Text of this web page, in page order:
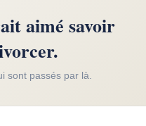
aimé savoir
sont passés par là.